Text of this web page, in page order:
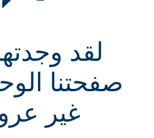
لقد
صفحتنا
غير